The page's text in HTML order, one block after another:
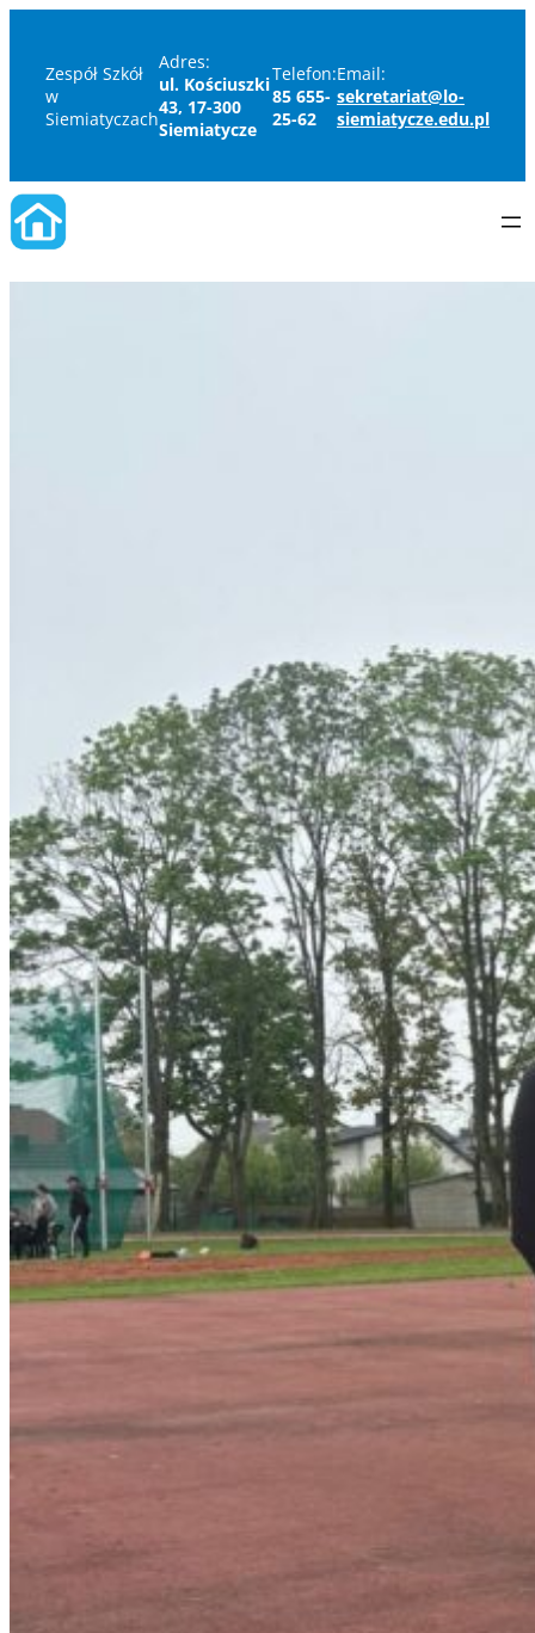
Zespół Szkół
w
Siemiatyczach
Adres:
ul. Kościuszki
43, 17-300
Siemiatycze
Telefon:
85 655-
25-62
Email:
sekretariat@lo-
siemiatycze.edu.pl